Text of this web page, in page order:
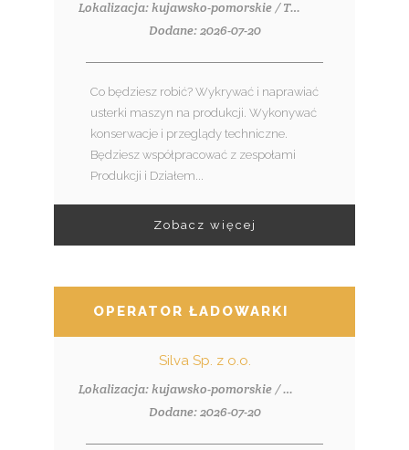
Lokalizacja: kujawsko-pomorskie / Toruń
Dodane: 2026-07-20
Co będziesz robić? Wykrywać i naprawiać
usterki maszyn na produkcji. Wykonywać
konserwacje i przeglądy techniczne.
Będziesz współpracować z zespołami
Produkcji i Działem...
Zobacz więcej
OPERATOR ŁADOWARKI
Silva Sp. z o.o.
Lokalizacja: kujawsko-pomorskie / Włocławek
Dodane: 2026-07-20